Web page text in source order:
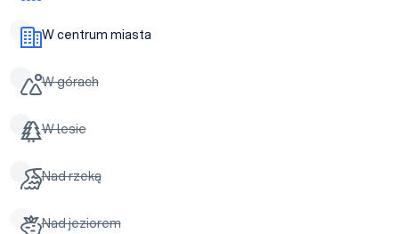
W centrum miasta
W górach
W lesie
Nad rzeką
Nad jeziorem